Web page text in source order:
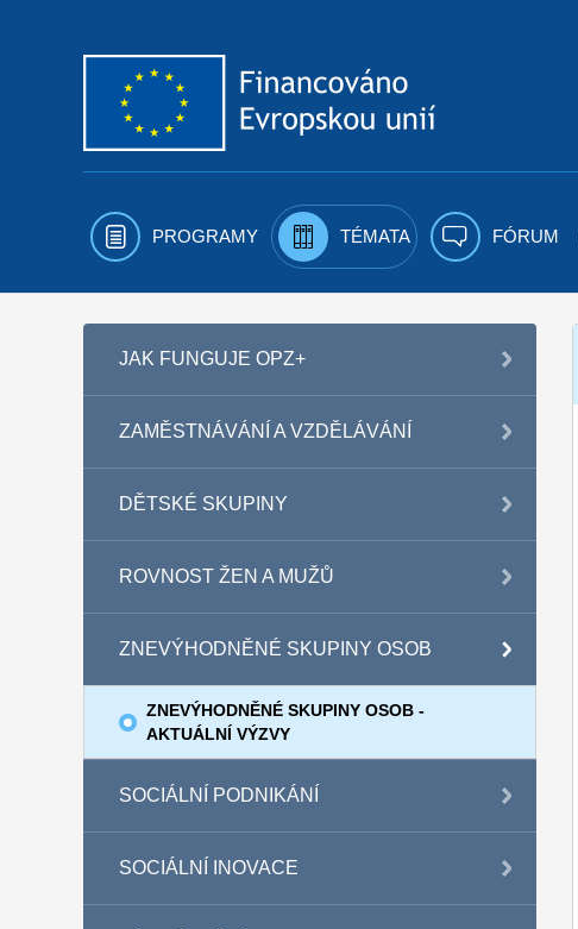
PROGRAMY TÉMATA FÓRUM
JAK FUNGUJE OPZ+
ZAMĚSTNÁVÁNÍ A VZDĚLÁVÁNÍ
DĚTSKÉ SKUPINY
ROVNOST ŽEN A MUŽŮ
ZNEVÝHODNĚNÉ SKUPINY OSOB
ZNEVÝHODNĚNÉ SKUPINY OSOB -
AKTUÁLNÍ VÝZVY
SOCIÁLNÍ PODNIKÁNÍ
SOCIÁLNÍ INOVACE